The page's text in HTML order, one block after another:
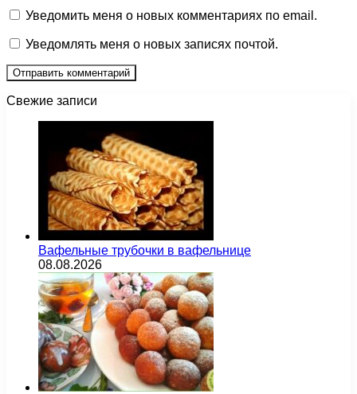
Уведомить меня о новых комментариях по email.
Уведомлять меня о новых записях почтой.
Свежие записи
Вафельные трубочки в вафельнице
08.08.2026